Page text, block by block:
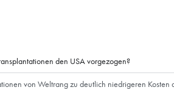
Was die Einreise in
unkompliziert. Je nach